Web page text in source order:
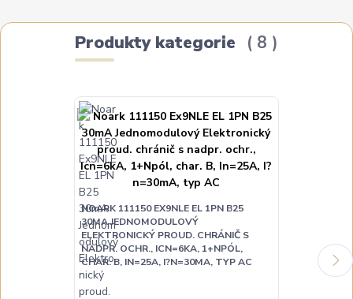
Produkty kategorie 8
NOARK 111150 EX9NLE EL 1PN B25
30MA JEDNOMODULOVÝ
ELEKTRONICKÝ PROUD. CHRÁNIČ S
NADPR. OCHR., ICN=6KA, 1+NPÓL,
CHAR. B, IN=25A, I?N=30MA, TYP AC
NADPR.
CHAR. B,